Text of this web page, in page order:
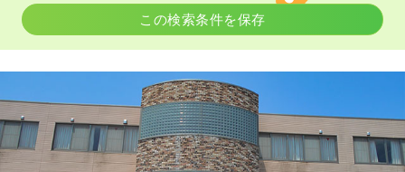
詳細を見る
この検索条件を保存